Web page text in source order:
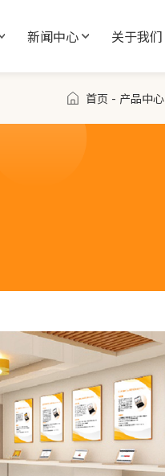
新闻中心 关于我们
首页 - 产品中心